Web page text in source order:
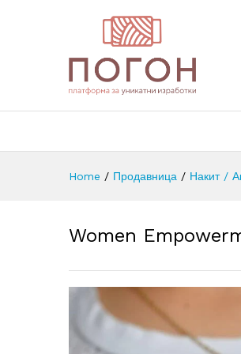
Home / Продавница / Накит /
Women